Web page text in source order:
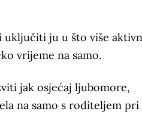
uključiti ju u što više
vrijeme na samo.
jak osjećaj ljubomore,
na samo s roditeljem